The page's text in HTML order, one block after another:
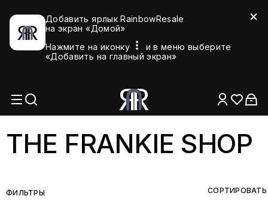
Добавить ярлык RainbowResale
на экран «Домой»
Нажмите на иконку
и в меню выберите
«Добавить на главный экран»
THE FRANKIE SHOP
ФИЛЬТРЫ СОРТИРОВАТЬ